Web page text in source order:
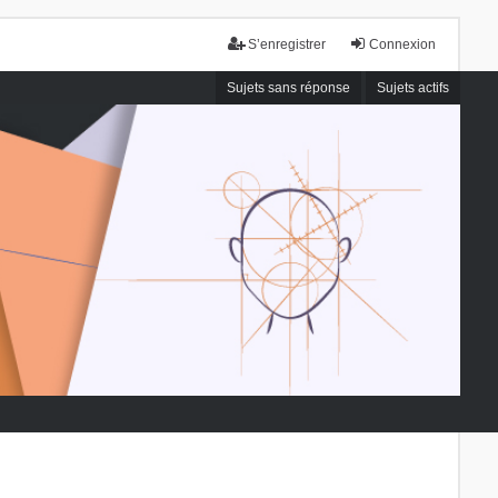
Connexion
S’enregistrer
Sujets sans réponse Sujets actifs